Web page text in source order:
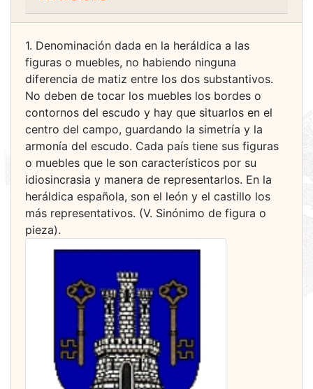
1. Denominación dada en la heráldica a las
figuras o muebles, no habiendo ninguna
diferencia de matiz entre los dos substantivos.
No deben de tocar los muebles los bordes o
contornos del escudo y hay que situarlos en el
centro del campo, guardando la simetría y la
armonía del escudo. Cada país tiene sus figuras
o muebles que le son característicos por su
idiosincrasia y manera de representarlos. En la
heráldica española, son el león y el castillo los
más representativos. (V. Sinónimo de figura o
pieza).